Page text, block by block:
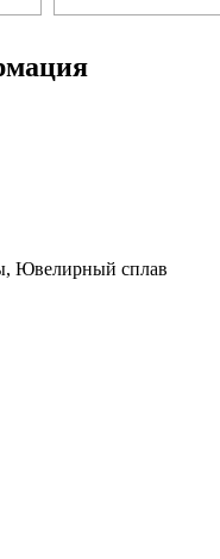
Ювелирный сплав